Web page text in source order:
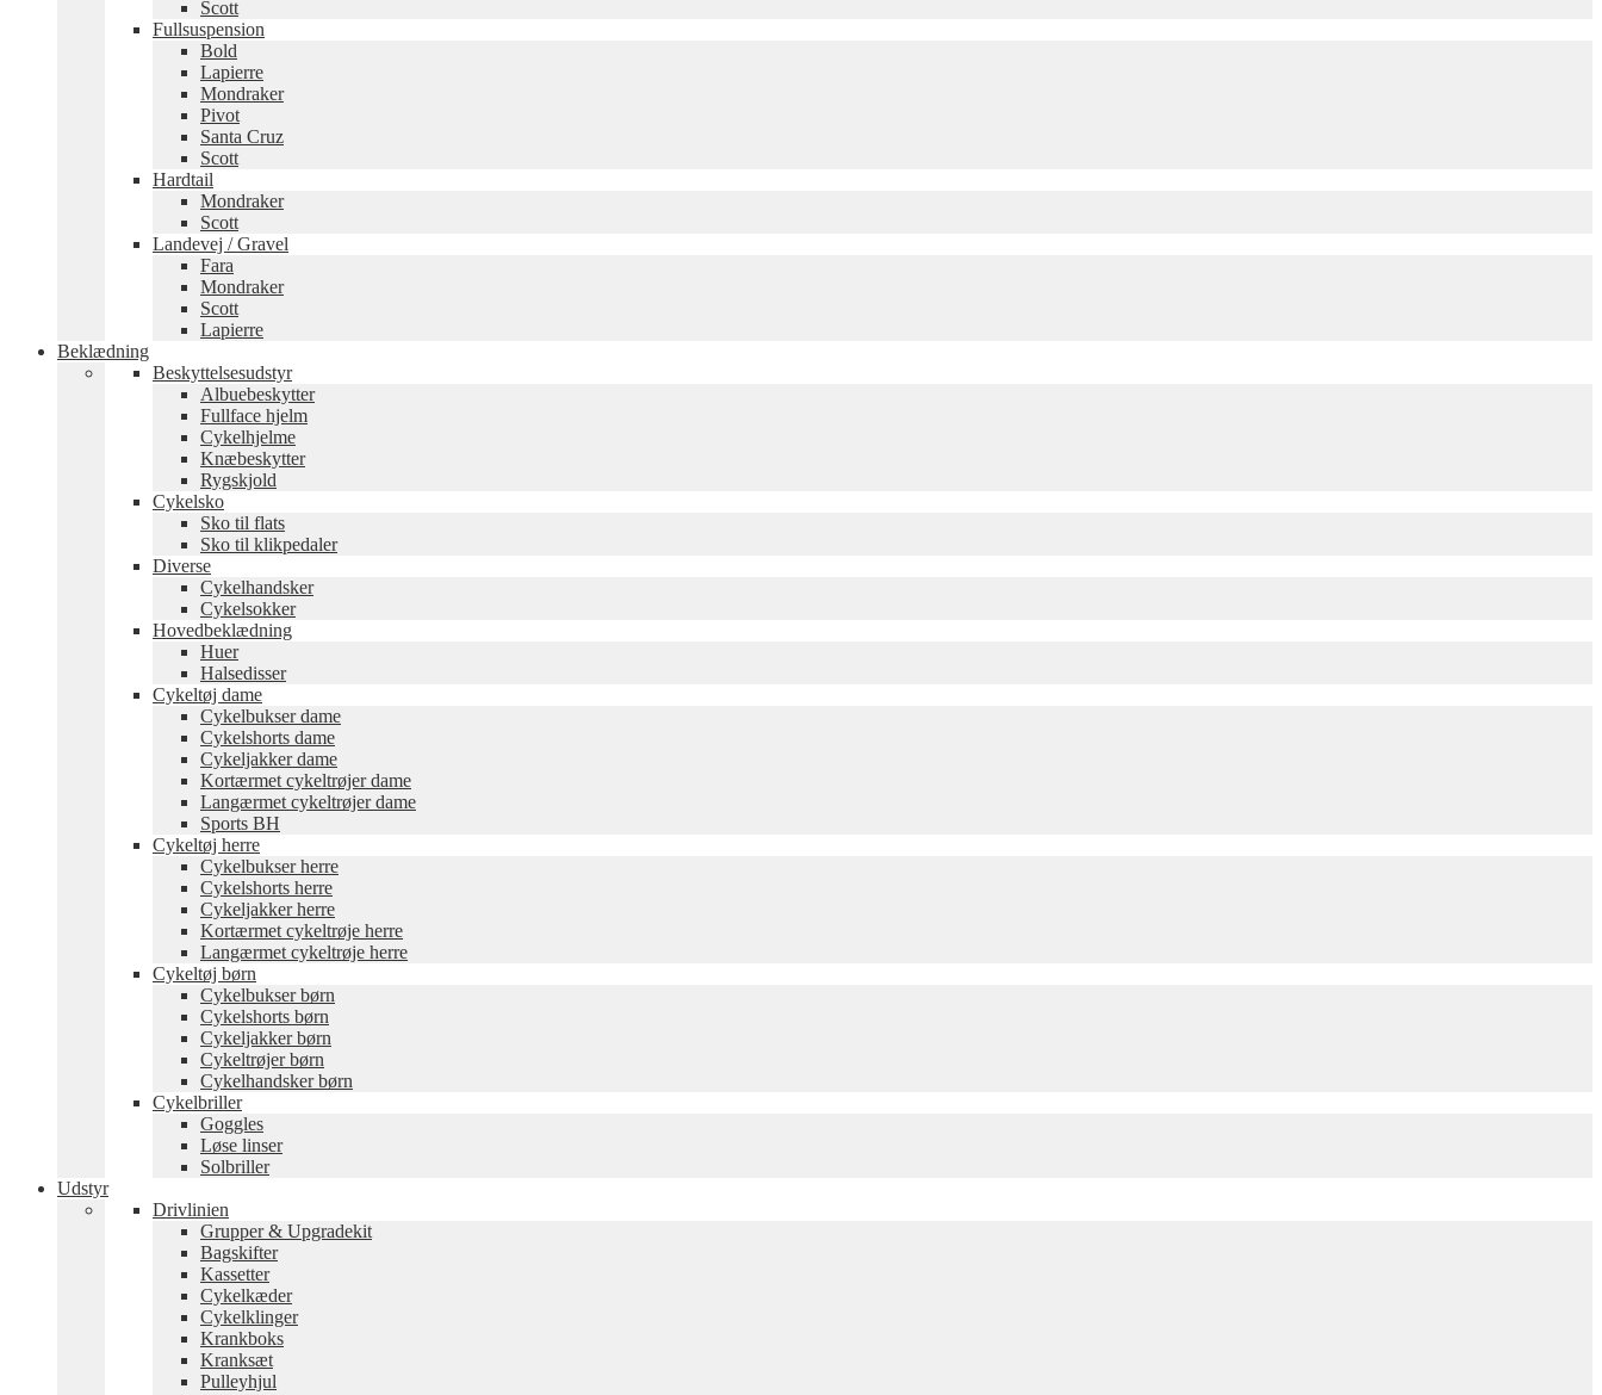
Scott
Fullsuspension
Bold
Lapierre
Mondraker
Pivot
Santa Cruz
Scott
Hardtail
Mondraker
Scott
Landevej / Gravel
Fara
Mondraker
Scott
Lapierre
Beklædning
Beskyttelsesudstyr
Albuebeskytter
Fullface hjelm
Cykelhjelme
Knæbeskytter
Rygskjold
Cykelsko
Sko til flats
Sko til klikpedaler
Diverse
Cykelhandsker
Cykelsokker
Hovedbeklædning
Huer
Halsedisser
Cykeltøj dame
Cykelbukser dame
Cykelshorts dame
Cykeljakker dame
Kortærmet cykeltrøjer dame
Langærmet cykeltrøjer dame
Sports BH
Cykeltøj herre
Cykelbukser herre
Cykelshorts herre
Cykeljakker herre
Kortærmet cykeltrøje herre
Langærmet cykeltrøje herre
Cykeltøj børn
Cykelbukser børn
Cykelshorts børn
Cykeljakker børn
Cykeltrøjer børn
Cykelhandsker børn
Cykelbriller
Goggles
Løse linser
Solbriller
Udstyr
Drivlinien
Grupper & Upgradekit
Bagskifter
Kassetter
Cykelkæder
Cykelklinger
Krankboks
Kranksæt
Pulleyhjul